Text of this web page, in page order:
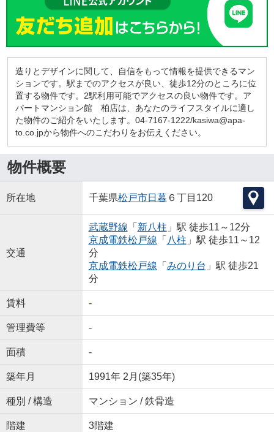
造りとデザインに関して、自信をもって情報を提供できるマン
ションです。駅までのアクセスが良い、徒歩12分のところに位
置する物件です。2駅利用可能でアクセスの良い物件です。ア
パートマンション館 柏店は、あなたのライフスタイルに適し
た物件のご紹介をいたします。04-7167-1222/kasiwa@apa-
to.co.jpから物件へのこだわりをお伝えください。
物件概要
所在地 千葉県松戸市日暮 ６丁目120
交通
武蔵野線 「 新八柱 」駅 徒歩11～12分
京成電鉄松戸線 「 八柱 」駅 徒歩11～12
分
京成電鉄松戸線 「 みのり台 」駅 徒歩21
分
賃料 -
管理費等 -
面積 -
築年月 1991年 2月(築35年)
種別 / 構造 マンション / 鉄骨造
階建 3階建